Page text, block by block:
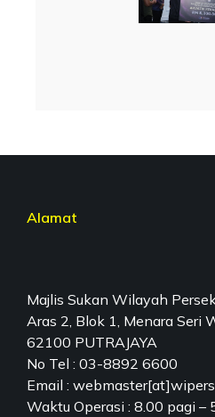
Alamat
Majlis Sukan Wilayah
Aras 2, Blok 1, Menara Seri
62100 PUTRAJAYA
No Tel : 03-8892 6600
Email :
Waktu Operasi : 8.00 pagi –